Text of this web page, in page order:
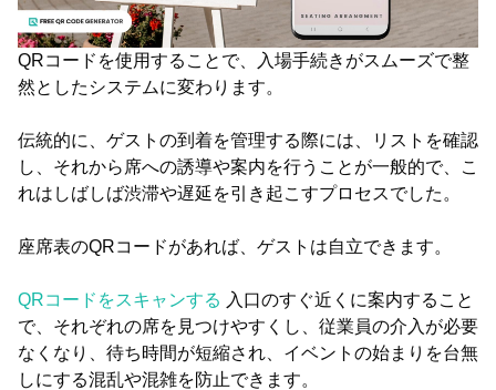
QRコードを使用することで、入場手続きがスムーズで整
然としたシステムに変わります。
伝統的に、ゲストの到着を管理する際には、リストを確認
し、それから席への誘導や案内を行うことが一般的で、こ
れはしばしば渋滞や遅延を引き起こすプロセスでした。
座席表のQRコードがあれば、ゲストは自立できます。
QRコードをスキャンする 入口のすぐ近くに案内すること
で、それぞれの席を見つけやすくし、従業員の介入が必要
なくなり、待ち時間が短縮され、イベントの始まりを台無
しにする混乱や混雑を防止できます。